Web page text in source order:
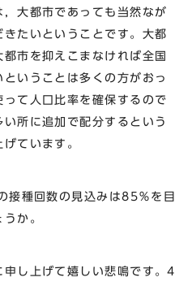
大都市であっても当然なが
たいということです。大都
市を抑えこまなければ全国
いうことは多くの方がおっ
て人口比率を確保するので
所に追加で配分するという
ています。
種回数の見込みは85％を目
か。
し上げて嬉しい悲鳴です。4